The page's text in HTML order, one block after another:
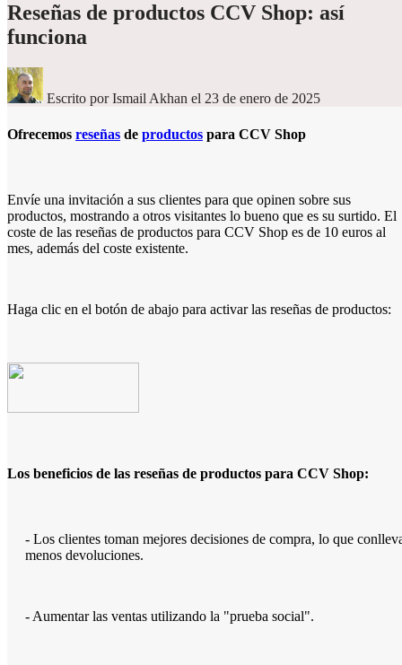
Reseñas de productos CCV Shop: así
funciona
Escrito por Ismail Akhan el 23 de enero de 2025
Ofrecemos reseñas de productos para CCV Shop
Envíe una invitación a sus clientes para que opinen sobre sus
productos, mostrando a otros visitantes lo bueno que es su surtido. El
coste de las reseñas de productos para CCV Shop es de 10 euros al
mes, además del coste existente.
Haga clic en el botón de abajo para activar las reseñas de productos:
Los beneficios de las reseñas de productos para CCV Shop:
- Los clientes toman mejores decisiones de compra, lo que
menos devoluciones.
- Aumentar las ventas utilizando la "prueba social".